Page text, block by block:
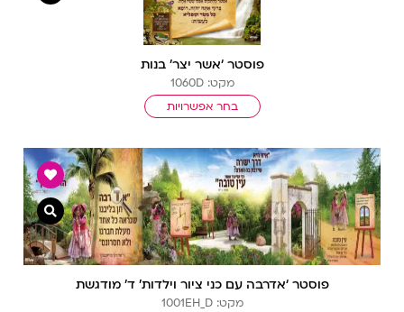
פוסטר ‘אשר יצר’ בנות
מקט: 1060D
בחר אפשרויות
פוסטר ‘אדרבה עם כני ציור וילדות’ ד’ מודגשת
מקט: 1001EH_D
צפייה